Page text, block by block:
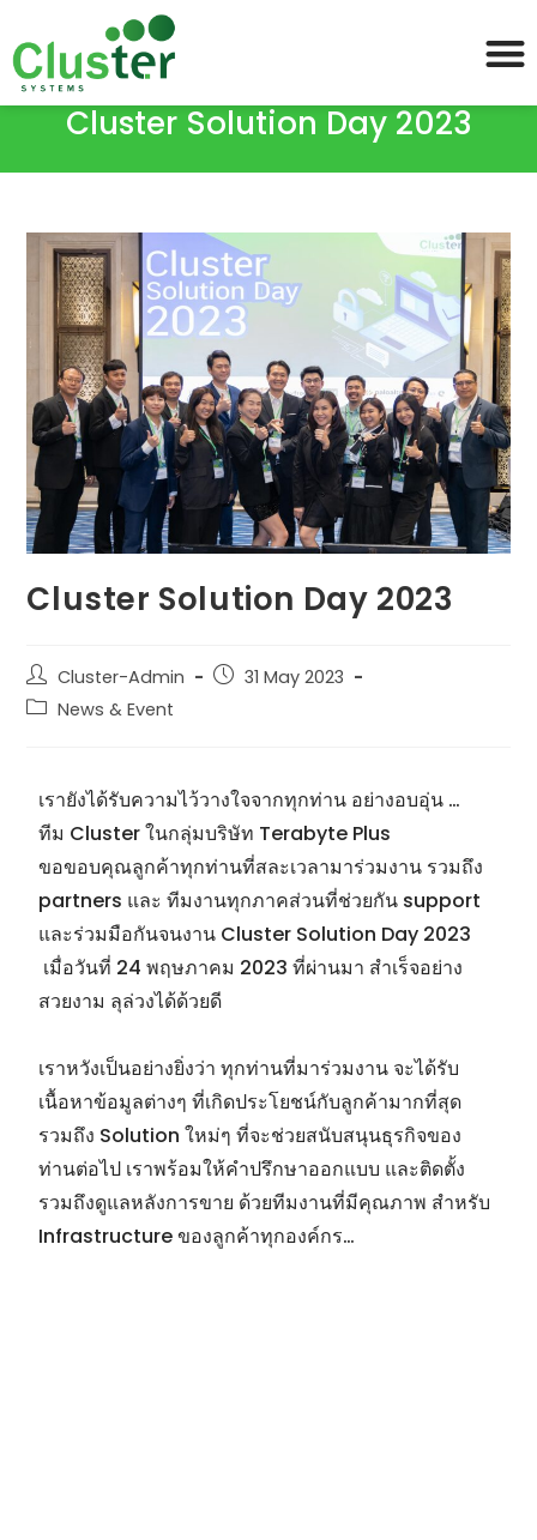
Cluster Solution Day 2023
Cluster Solution Day 2023
Cluster-Admin
31 May 2023
News & Event
เรายังได้รับความไว้วางใจจากทุกท่าน อย่างอบอุ่น …
ทีม Cluster ในกลุ่มบริษัท Terabyte Plus
ขอขอบคุณลูกค้าทุกท่านที่สละเวลามาร่วมงาน รวมถึง
partners และ ทีมงานทุกภาคส่วนที่ช่วยกัน support
และร่วมมือกันจนงาน Cluster Solution Day 2023
เมื่อวันที่ 24 พฤษภาคม 2023 ที่ผ่านมา สำเร็จอย่าง
สวยงาม ลุล่วงได้ด้วยดี
เราหวังเป็นอย่างยิ่งว่า ทุกท่านที่มาร่วมงาน จะได้รับ
เนื้อหาข้อมูลต่างๆ ที่เกิดประโยชน์กับลูกค้ามากที่สุด
รวมถึง Solution ใหม่ๆ ที่จะช่วยสนับสนุนธุรกิจของ
ท่านต่อไป เราพร้อมให้คำปรึกษาออกแบบ และติดตั้ง
รวมถึงดูแลหลังการขาย ด้วยทีมงานที่มีคุณภาพ สำหรับ
Infrastructure ของลูกค้าทุกองค์กร…